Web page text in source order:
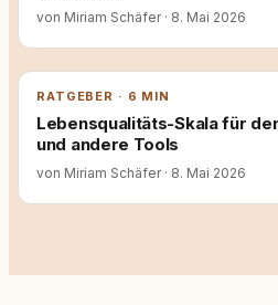
von Miriam Schäfer · 8. Mai 2026
RATGEBER · 6 MIN
Lebensqualitäts-Skala für
und andere Tools
von Miriam Schäfer · 8. Mai 2026